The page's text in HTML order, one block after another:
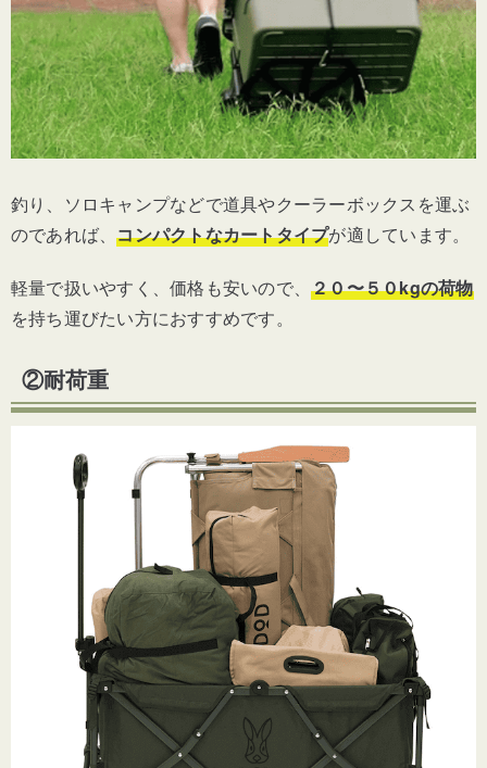
釣り、ソロキャンプなどで道具やクーラーボックスを運ぶ
のであれば、コンパクトなカートタイプが適しています。
軽量で扱いやすく、価格も安いので、２０〜５０kgの荷物
を持ち運びたい方におすすめです。
②耐荷重